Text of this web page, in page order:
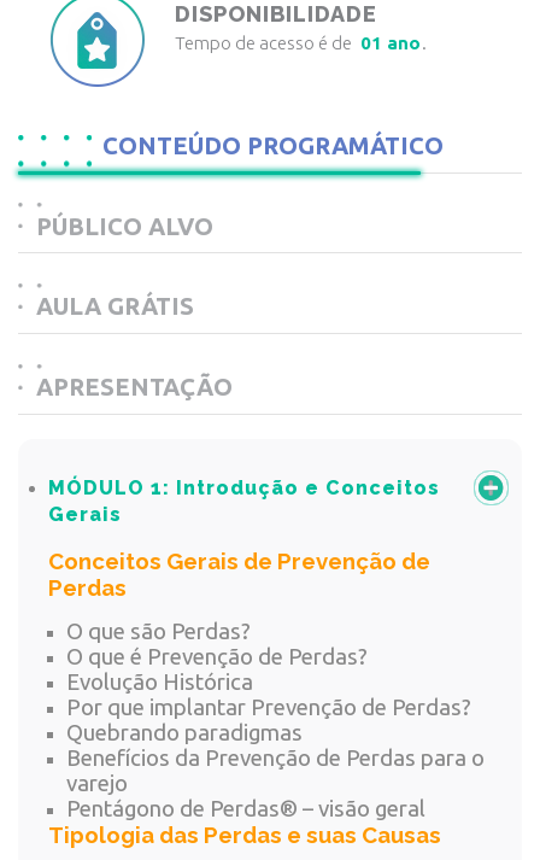
DISPONIBILIDADE
Tempo de acesso é de 01 ano.
CONTEÚDO PROGRAMÁTICO
PÚBLICO ALVO
AULA GRÁTIS
APRESENTAÇÃO
MÓDULO 1: Introdução e Conceitos
Gerais
Conceitos Gerais de Prevenção de
Perdas
O que são Perdas?
O que é Prevenção de Perdas?
Evolução Histórica
Por que implantar Prevenção de Perdas?
Quebrando paradigmas
Benefícios da Prevenção de Perdas para o
varejo
Pentágono de Perdas® – visão geral
Tipologia das Perdas e suas Causas